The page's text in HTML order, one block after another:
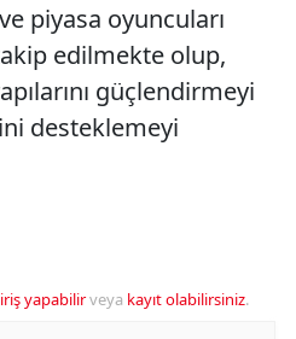
piyasa oyuncuları
edilmekte olup,
güçlendirmeyi
desteklemeyi
yapabilirveya kayıt olabilirsiniz.